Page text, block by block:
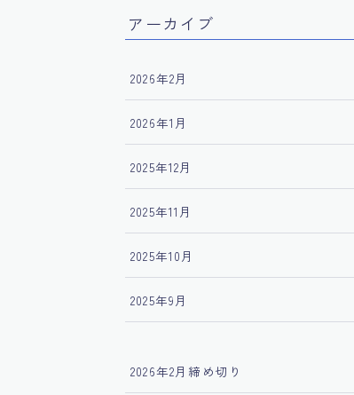
アーカイブ
2026年2月
2026年1月
2025年12月
2025年11月
2025年10月
2025年9月
2026年2月締め切り